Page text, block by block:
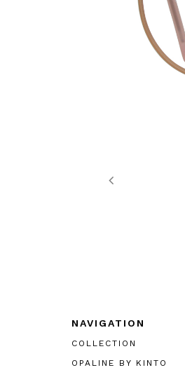
Previous
NAVIGATION
COLLECTION
OPALINE BY KINTO